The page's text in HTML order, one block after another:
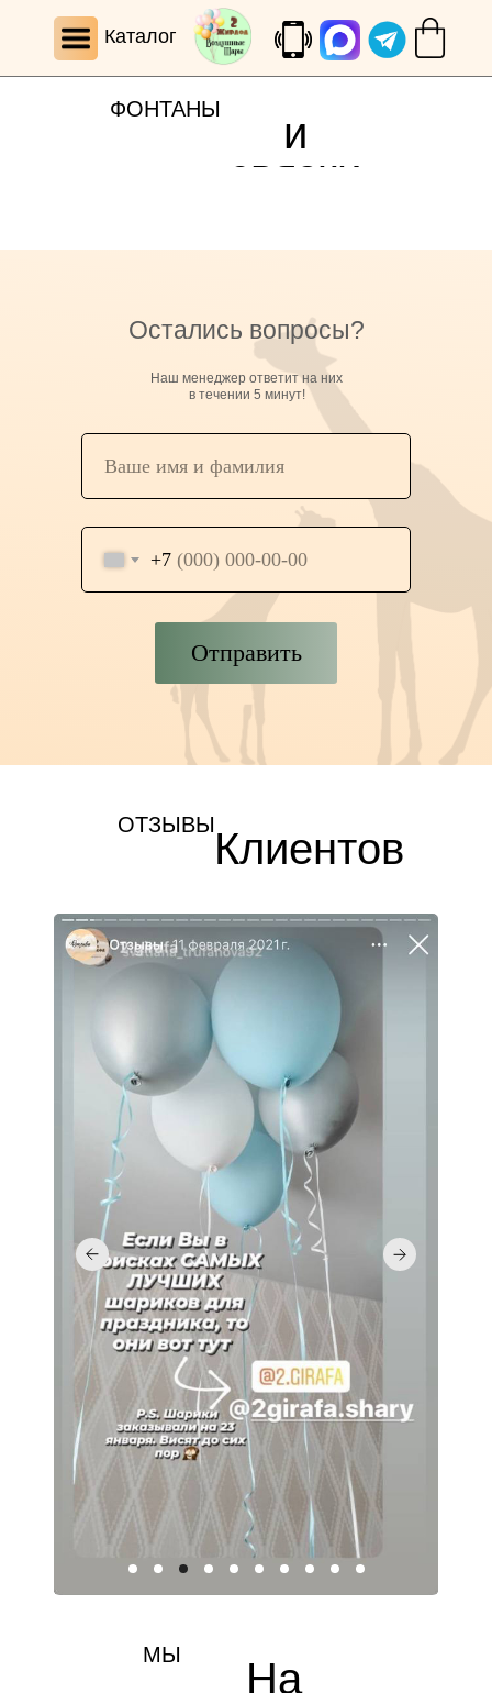
Каталог
ФОНТАНЫ
и
связки
+7
Отправить
Остались вопросы?
Наш менеджер ответит на них
в течении 5 минут!
ОТЗЫВЫКлиентов
МЫ
На